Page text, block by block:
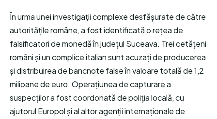
În urma unei investigații complexe desfășurate de către
autoritățile române, a fost identificată o rețea de
falsificatori de monedă în județul Suceava. Trei cetățeni
români și un complice italian sunt acuzați de producerea
și distribuirea de bancnote false în valoare totală de 1,2
milioane de euro. Operațiunea de capturare a
suspecților a fost coordonată de poliția locală, cu
ajutorul Europol și al altor agenții internaționale de